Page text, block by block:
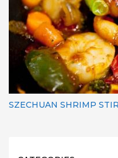
SZECHUAN SHRIMP